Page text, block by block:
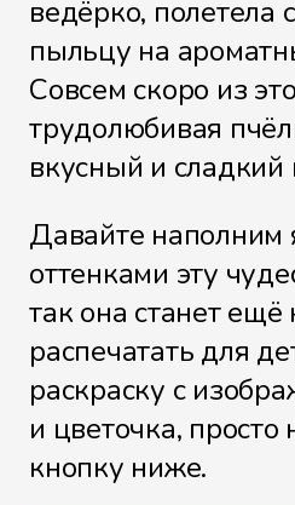
ведёрко, полетела
пыльцу на
Совсем скоро из
трудолюбивая
вкусный и сладкий
Давайте наполним
оттенками эту
так она станет
распечатать для
раскраску с
и цветочка,
кнопку ниже.